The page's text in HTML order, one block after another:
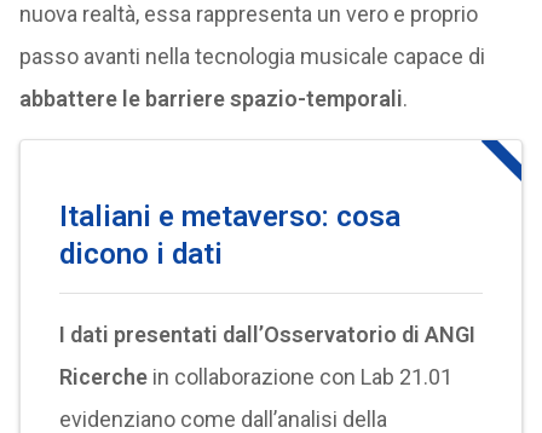
nuova realtà, essa rappresenta un vero e proprio
passo avanti nella tecnologia musicale capace di
abbattere le barriere spazio-temporali.
Italiani e metaverso: cosa
dicono i dati
I dati presentati dall’Osservatorio di ANGI
Ricerchein collaborazione con Lab 21.01
evidenziano come dall’analisi della